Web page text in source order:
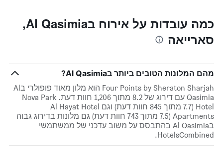
כמה עובדות על אירוח בAl Qasimia,
סארייאה
מהם המלונות הטובים ביותר בAl Qasimia?
Four Points by Sheraton Sharjah הוא מלון מאוד פופולרי בAl
Qasimia עם דירוג של 8.2 מתוך 1,206 חוות דעת. Nova Park
Hotel (7.7 מתוך 845 חוות דעת) וגם Al Hayat Hotel
Apartments (7.5 מתוך 743 חוות דעת) גם מלונות בדירוג גבוה
בAl Qasimia בהתבסס על משוב עדכני של ממשתמשי
HotelsCombined.